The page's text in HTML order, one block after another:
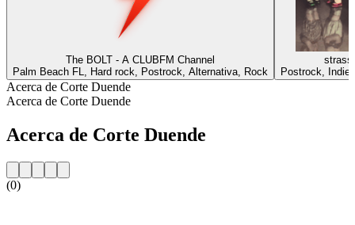
The BOLT - A CLUBFM Channel
Palm Beach FL, Hard rock, Postrock, Alternativa, Rock
Postrock,
Acerca de Corte Duende
Acerca de Corte Duende
Acerca de Corte Duende
(0)